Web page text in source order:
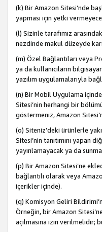
(k) Bir Amazon Sitesi’nde
yapması için yetki
(l) Sizinle tarafımız
nezdinde makul düzeyde
(m) Özel Bağlantıları veya
ya da kullanıcıların
yazılım uygulamalarıyla
(n) Bir Mobil Uygulama
Sitesi’nin herhangi bir
göstermeniz, Amazon
(o) Siteniz’deki ürünlerle
Sitesi’nin tanıtımını yapan
yayınlamayacak ya da
(p) Bir Amazon Sitesi’ne
bağlantılı olarak veya
içerikler içinde).
(q) Komisyon Geliri
Örneğin, bir Amazon
açılmasına izin verilmelidir;